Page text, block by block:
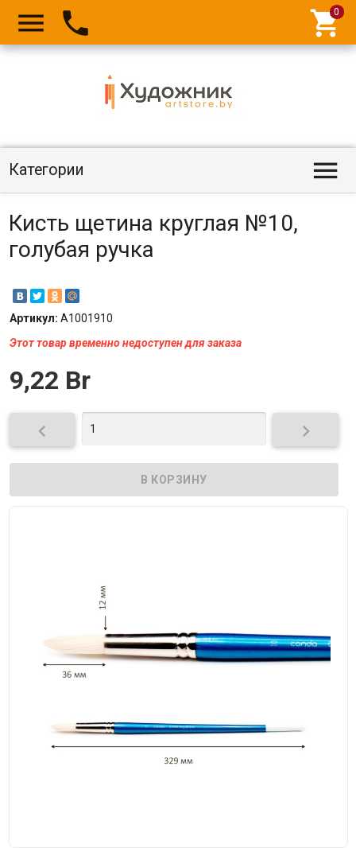
  
Категории 
Кисть щетина круглая №10,
голубая ручка
Артикул: A1001910
Этот товар временно недоступен для заказа
9,22 Br
 